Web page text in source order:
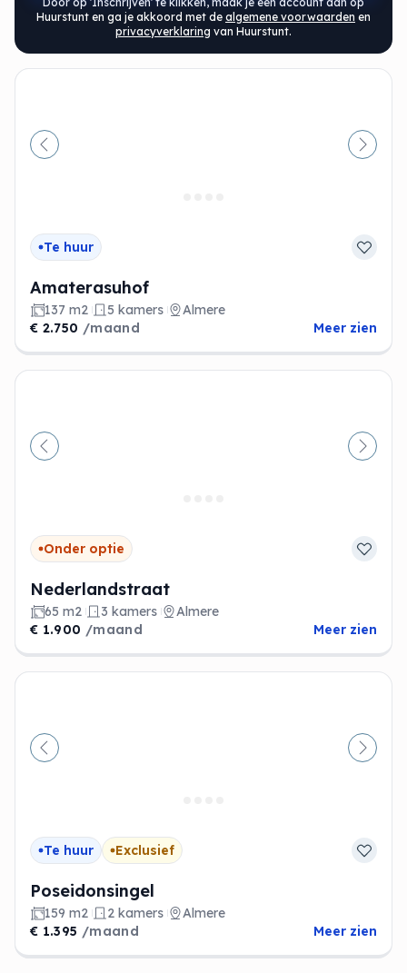
Huurstunt en ga je akkoord met de algemene voorwaarden en
privacyverklaring van Huurstunt.
Vorige
Te huur
Amaterasuhof
137 m2 5 kamers
Almere
€ 2.750 /maand Meer zien
Vorige
Onder optie
Nederlandstraat
65 m2 3 kamers
Almere
€ 1.900 /maand Meer zien
Vorige
Te huur Exclusief
Poseidonsingel
159 m2 2 kamers
Almere
€ 1.395 /maand Meer zien